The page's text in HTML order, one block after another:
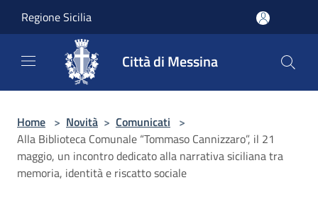
Regione Sicilia
Città di Messina
Home > Novità > Comunicati >
Alla Biblioteca Comunale “Tommaso Cannizzaro”, il 21
maggio, un incontro dedicato alla narrativa siciliana tra
memoria, identità e riscatto sociale